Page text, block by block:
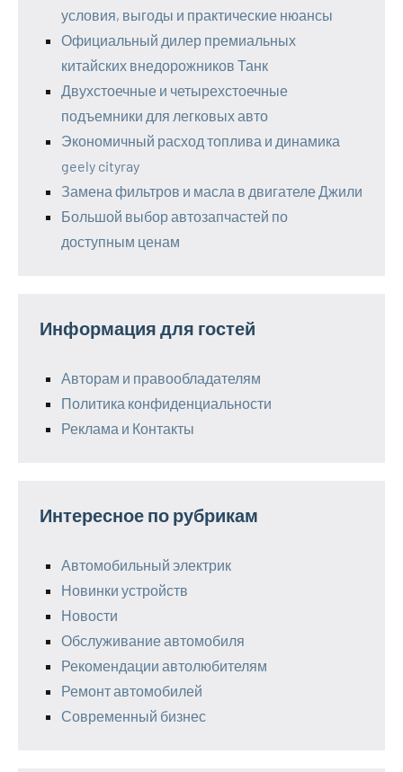
условия, выгоды и практические нюансы
Официальный дилер премиальных
китайских внедорожников Танк
Двухстоечные и четырехстоечные
подъемники для легковых авто
Экономичный расход топлива и динамика
geely cityray
Замена фильтров и масла в двигателе Джили
Большой выбор автозапчастей по
доступным ценам
Информация для гостей
Авторам и правообладателям
Политика конфиденциальности
Реклама и Контакты
Интересное по рубрикам
Автомобильный электрик
Новинки устройств
Новости
Обслуживание автомобиля
Рекомендации автолюбителям
Ремонт автомобилей
Современный бизнес